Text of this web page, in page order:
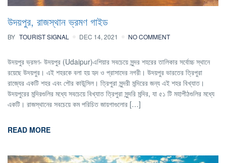
উদয়পুর, রাজস্থান ভ্রমণ গাইড
BY TOURIST SIGNAL DEC 14, 2021 NO COMMENT
উদয়পুর ভ্রমণ- উদয়পুর (Udaipur)এশিয়ার সবচেয়ে সুন্দর শহরের তালিকার সর্বোচ্চ স্থানে
রয়েছে উদয়পুর। এই শহরকে বলা হয় হৃদ ও প্রাসাদের নগরী। উদয়পুর ভারতের ত্রিপুরা
রাজ্যের একটি শহর এবং পৌর কাউন্সিল। ত্রিপুরা সুন্দরী মন্দিরের জন্য এই শহর বিখ্যাত।
উদয়পুরের মন্দিরগুলির মধ্যে সবচেয়ে বিখ্যাত ত্রিপুরা সুন্দরি মন্দির, যা ৫১ টি মহাপীঠগুলির মধ্যে
একটি। রাজস্থানের সবচেয়ে কম পরিচিত জায়গাগুলোর […]
READ MORE